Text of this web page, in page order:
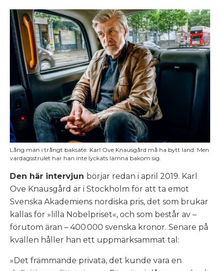
Lång man i trångt baksäte. Karl Ove Knausgård må ha bytt land. Men
vardagsstrulet har han inte lyckats lämna bakom sig.
Den här intervjun börjar redan i april 2019. Karl
Ove Knausgård är i Stockholm för att ta emot
Svenska Akademiens nordiska pris, det som brukar
kallas för »lilla Nobelpriset«, och som består av –
förutom äran – 400 000 svenska kronor. Senare på
kvällen håller han ett uppmärksammat tal:
»Det främmande privata, det kunde vara en